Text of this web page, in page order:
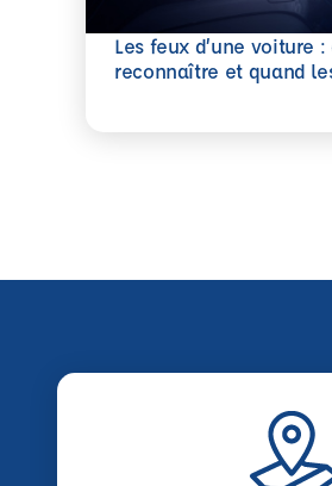
Les feux d’une voiture
reconnaître et quand
En savoir plus